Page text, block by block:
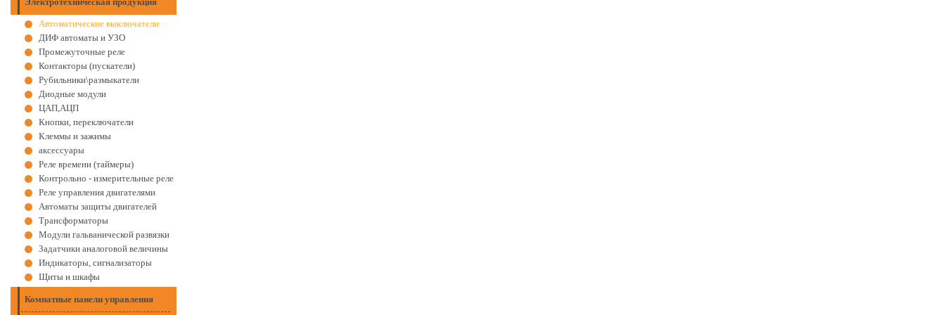
Автоматические выключатели
ДИФ автоматы и УЗО
Промежуточные реле
Контакторы (пускатели)
Рубильники\размыкатели
Диодные модули
ЦАП,АЦП
Кнопки, переключатели
Клеммы и зажимы
аксессуары
Реле времени (таймеры)
Контрольно - измерительные реле
Реле управления двигателями
Автоматы защиты двигателей
Трансформаторы
Модули гальванической развязки
Задатчики аналоговой величины
Индикаторы, сигнализаторы
Щиты и шкафы
Комнатные панели управления